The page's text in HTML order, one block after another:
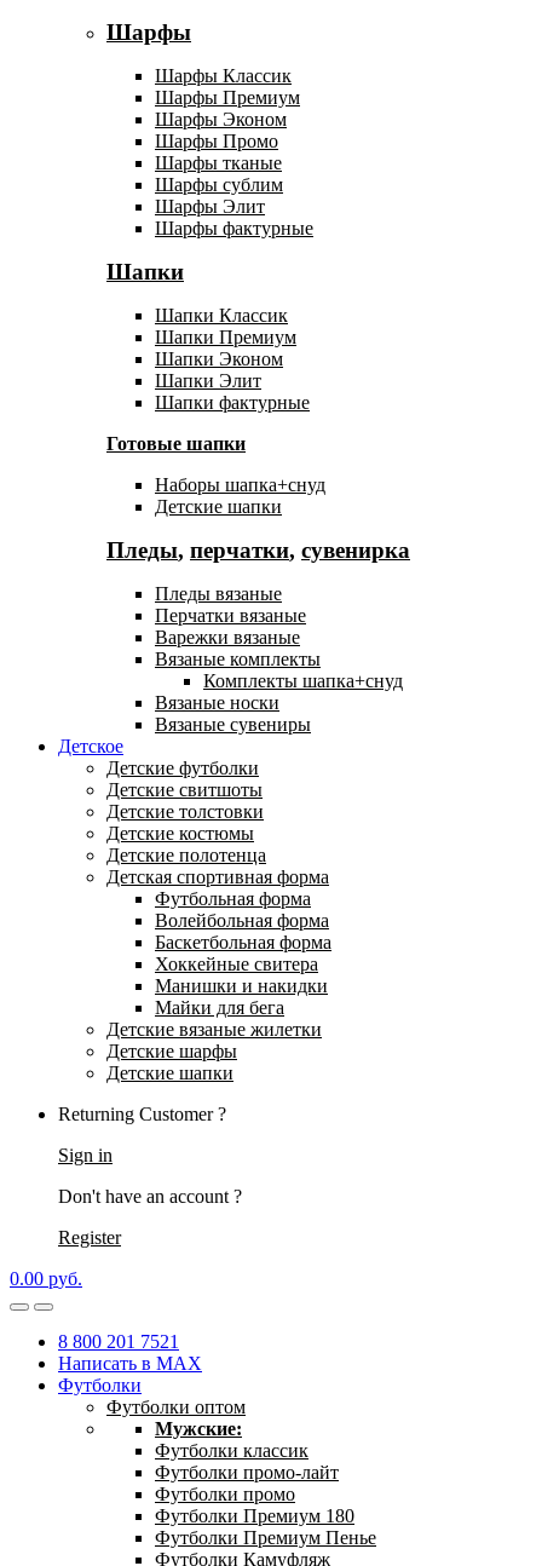
Шарфы
Шарфы Классик
Шарфы Премиум
Шарфы Эконом
Шарфы Промо
Шарфы тканые
Шарфы сублим
Шарфы Элит
Шарфы фактурные
Шапки
Шапки Классик
Шапки Премиум
Шапки Эконом
Шапки Элит
Шапки фактурные
Готовые шапки
Наборы шапка+снуд
Детские шапки
Пледы, перчатки, сувенирка
Пледы вязаные
Перчатки вязаные
Варежки вязаные
Вязаные комплекты
Комплекты шапка+снуд
Вязаные носки
Вязаные сувениры
Детское
Детские футболки
Детские свитшоты
Детские толстовки
Детские костюмы
Детские полотенца
Детская спортивная форма
Футбольная форма
Волейбольная форма
Баскетбольная форма
Хоккейные свитера
Манишки и накидки
Майки для бега
Детские вязаные жилетки
Детские шарфы
Детские шапки
Returning Customer ?
Sign in
Don't have an account ?
Register
0.00 руб.
8 800 201 7521
Написать в MAX
Футболки
Футболки оптом
Мужские:
Футболки классик
Футболки промо-лайт
Футболки промо
Футболки Премиум 180
Футболки Премиум Пенье
Футболки Камуфляж